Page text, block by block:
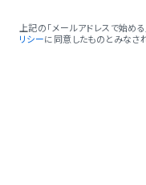
上記の「メールアドレスで始める
リシーに同意したものとみなされ